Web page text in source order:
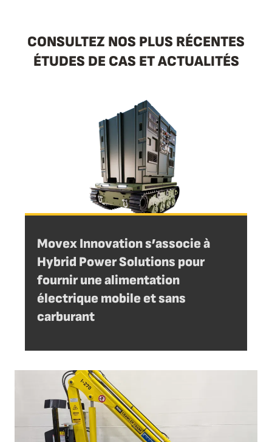
CONSULTEZ NOS PLUS RÉCENTES
ÉTUDES DE CAS ET ACTUALITÉS
Movex Innovation s’associe à
Hybrid Power Solutions pour
fournir une alimentation
électrique mobile et sans
carburant